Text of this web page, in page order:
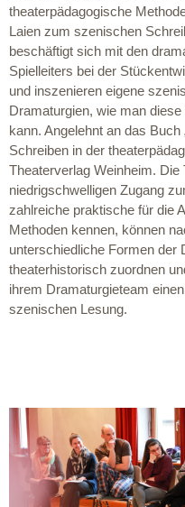
theaterpädagogische
Laien zum szenischen
beschäftigt sich mit den
Spielleiters bei der
und inszenieren eigene
Dramaturgien, wie man
kann. Angelehnt an das
Schreiben in der
Theaterverlag Weinheim. Die
niedrigschwelligen Zugang
zahlreiche praktische für die
Methoden kennen, können
unterschiedliche Formen der
theaterhistorisch zuordnen
ihrem Dramaturgieteam
szenischen Lesung.